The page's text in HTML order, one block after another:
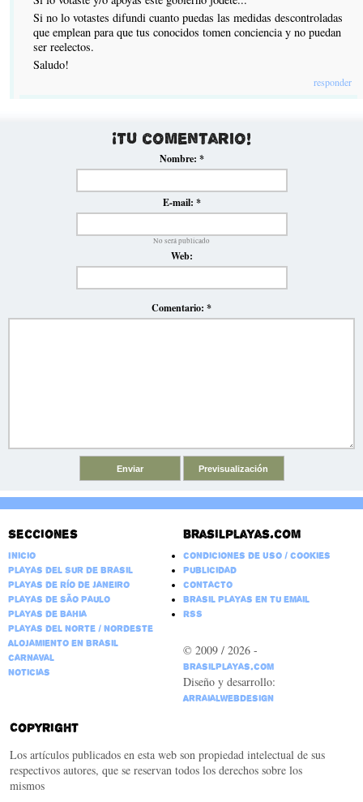
Si no lo votastes difundi cuanto puedas las medidas descontroladas
que emplean para que tus conocidos tomen conciencia y no puedan
ser reelectos.
Saludo!
responder
¡Tu comentario!
Nombre: *
E-mail: *
No será publicado
Web:
Comentario: *
Secciones
Inicio
Playas del Sur de Brasil
Playas de Río de Janeiro
Playas de São Paulo
Playas de Bahia
Playas del Norte / Nordeste
Alojamiento en Brasil
Carnaval
Noticias
Brasilplayas.com
Condiciones de Uso / Cookies
Publicidad
Contacto
Brasil Playas en tu email
RSS
© 2009 / 2026 -
BrasilPlayas.com
Diseño y desarrollo:
ArraialWebDesign
Copyright
Los artículos publicados en esta web son propiedad intelectual de sus
respectivos autores, que se reservan todos los derechos sobre los
mismos